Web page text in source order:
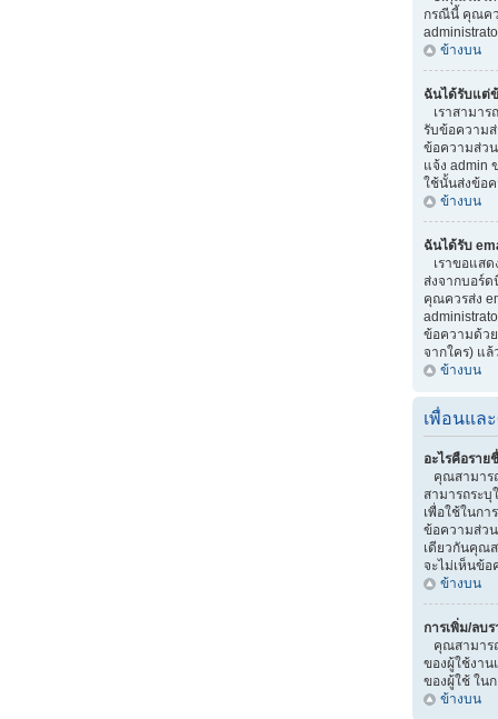
กรณีนี้ คุณคว
ข้างบน
ฉันได้รับแต่
เราสามาร
รับข้อความ
ข้อความส่ว
แจ้ง admin
ใช้นั้นส่งข้อ
ข้างบน
ฉันได้รับ
เราขอแสด
ส่งจากบอร์
คุณควรส่ง
ข้อความด้ว
จากใคร) แล้
ข้างบน
เพื่อนแล
อะไรคือรา
คุณสามาร
สามารถระ
เพื่อใช้ในกา
ข้อความส่ว
เดียวกันคุณ
จะไม่เห็นข้
ข้างบน
การเพิ่ม/ลบ
คุณสามาร
ของผู้ใช้งา
ของผู้ใช้ ใน
ข้างบน